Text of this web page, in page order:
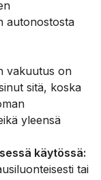
autonostosta
vakuutus on
sitä, koska
yleensä
käytössä:
tai